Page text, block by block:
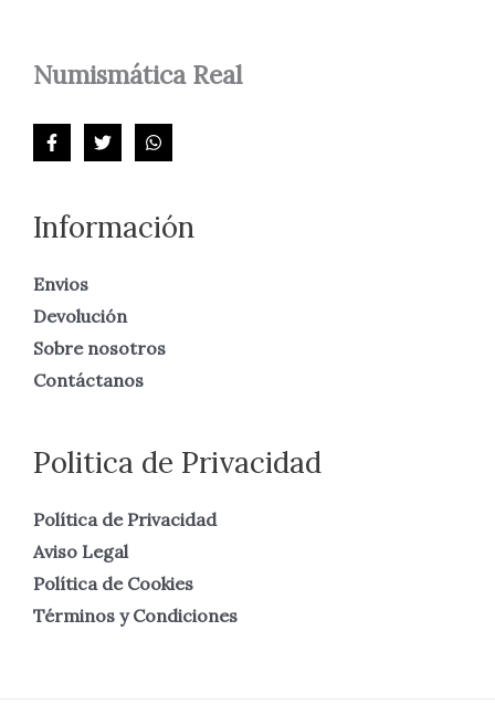
NumismáticaReal
Información
Envios
Devolución
Sobre nosotros
Contáctanos
Politica de Privacidad
Política de Privacidad
Aviso Legal
Política de Cookies
Términos y Condiciones